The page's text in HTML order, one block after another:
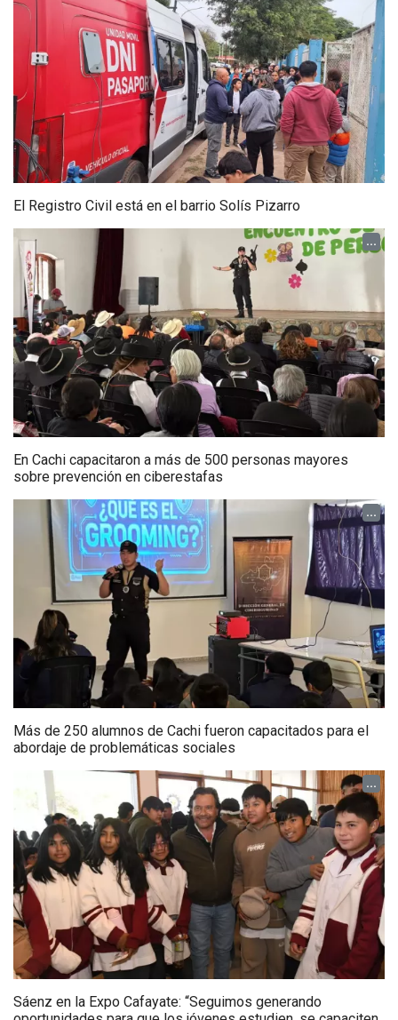
El Registro Civil está en el barrio Solís Pizarro
...
En Cachi capacitaron a más de 500 personas mayores
sobre prevención en ciberestafas
...
Más de 250 alumnos de Cachi fueron capacitados para el
abordaje de problemáticas sociales
...
Sáenz en la Expo Cafayate: “Seguimos generando